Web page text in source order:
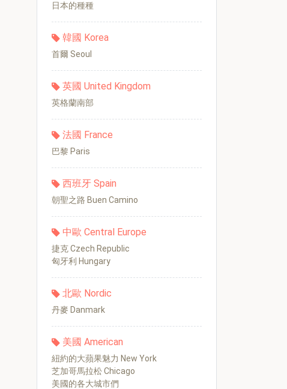
日本的種種
韓國 Korea
首爾 Seoul
英國 United Kingdom
英格蘭南部
法國 France
巴黎 Paris
西班牙 Spain
朝聖之路 Buen Camino
中歐 Central Europe
捷克 Czech Republic
匈牙利 Hungary
北歐 Nordic
丹麥 Danmark
美國 American
紐約的大蘋果魅力 New York
芝加哥馬拉松 Chicago
美國的各大城市們